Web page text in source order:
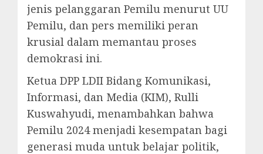
jenis pelanggaran Pemilu menurut UU
Pemilu, dan pers memiliki peran
krusial dalam memantau proses
demokrasi ini.
Ketua DPP LDII Bidang Komunikasi,
Informasi, dan Media (KIM), Rulli
Kuswahyudi, menambahkan bahwa
Pemilu 2024 menjadi kesempatan bagi
generasi muda untuk belajar politik,